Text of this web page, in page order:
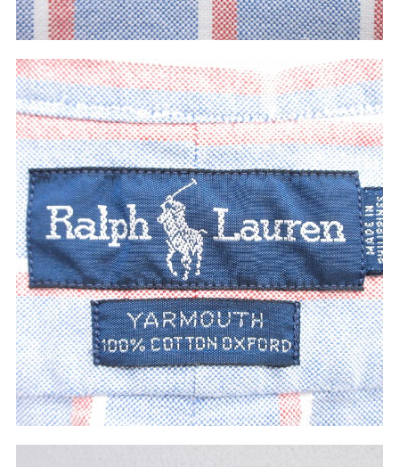
メディア・イベント情報
Youtube 古着屋Rush Out チャンネル
スタッフコーディネート
ご利用案内
お客様の声
レビュー1万件突破
お気に入りリスト
会員登録
メルマガ登録
会社概要
店舗一覧
古着卸売
特定商取引法に基づく表示
プライバシーポリシー
お問い合わせ